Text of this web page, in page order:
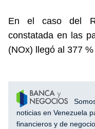
En el caso del
constatada en las
(NOx) llegó al 377
noticias en Venezuela
financieros y de